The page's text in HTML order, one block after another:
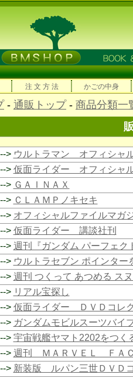
注 文 方 法 かごの中身
- 通販トップ- 商品分類一
--> ウルトラマン オフィシ
--> 仮面ライダー オフィシ
--> ＧＡＩＮＡＸ
--> ＣＬＡＭＰノキセキ
--> オフィシャルファイルマ
--> 仮面ライダー 講談社刊
--> 週刊『ガンダム パーフェク
--> ウルトラセブン ポインター
--> 週刊 つくって あつめる ス
--> リアル宝探し
--> 仮面ライダー ＤＶＤコレ
--> ガンダムモビルスーツバイ
--> 宇宙戦艦ヤマト2202をつく
--> 週刊 ＭＡＲＶＥＬ ＦＡ
--> 新装版 ルパン三世ＤＶＤ